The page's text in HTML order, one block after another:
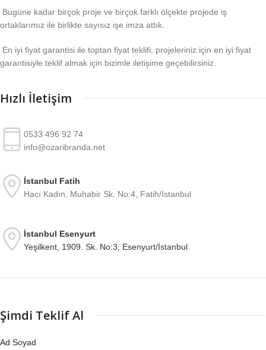
Bugüne kadar birçok proje ve birçok farklı ölçekte projede iş
ortaklarımız ile birlikte sayısız işe imza attık.
En iyi fiyat garantisi ile toptan fiyat teklifi, projeleriniz için en iyi fiyat
garantisiyle teklif almak için bizimle iletişime geçebilirsiniz.
Hızlı İletişim
0533 496 92 74
info@ozaribranda.net
İstanbul Fatih
Hacı Kadın, Muhabir Sk. No:4, Fatih/İstanbul
İstanbul Esenyurt
Yeşilkent, 1909. Sk. No:3, Esenyurt/İstanbul
Şimdi Teklif Al
Ad Soyad